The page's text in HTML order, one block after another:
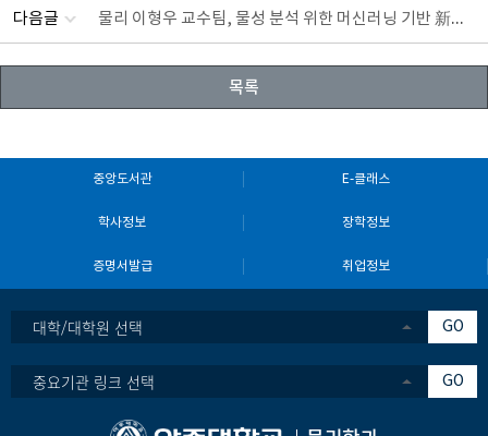
다음글 물리 이형우 교수팀, 물성 분석 위한 머신러닝 기반 新접근법 제시
목록
중앙도서관 E-클래스
학사정보 장학정보
증명서발급 취업정보
대학/대학원 선택 GO
중요기관 링크 선택 GO